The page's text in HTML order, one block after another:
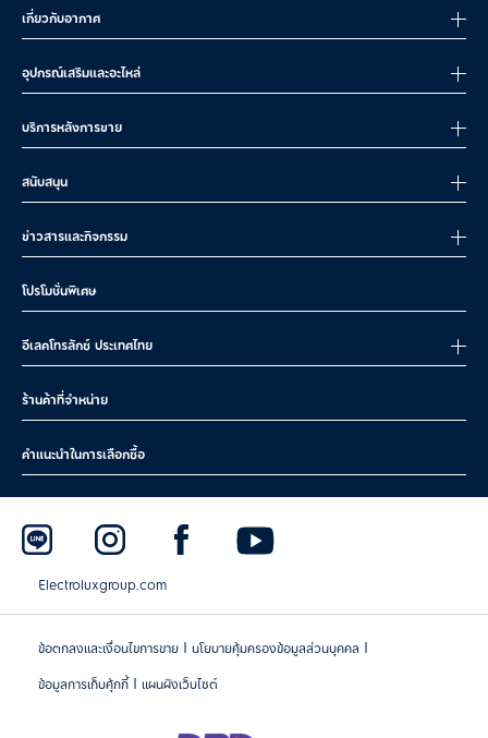
5.อุปกรณ์เสริมที่ให้มา
ถ้าคุณทำความสะอาดโซฟา รถยนต์ หรือมุมต่าง ๆ บ่อยๆ ก็ควรเลือกรุ่นที่มี
หัวดูดตามซอก
แปรงขนสัตว์แบบมอเตอร์
ท่อต่อเสริมแบบยืดหยุ่น
6.การชาร์จและการเก็บ
ควรเลือกรุ่นที่มีแท่นชาร์จแบบแม่เหล็กหรือแบบติดผนัง เพื่อให้เก็บง่ายและ
ชาร์จได้ทันทีหลังใช้งาน
อ่านวิธีเลือกเครื่องดูดฝุ่นให้เหมาะกับบ้านของคุณ
ตัดสินใจ
ฟีเจอร์ที่ทำให้เครื่องดูดฝุ่นไร้สายของอีเลคโทรลักซ์โดดเด่น
เวียน ซุึ่งเรียบง่าย ใช้งานดี ทน และตอบโจทย์ชีวิตประจำวัน และยังมีจุดเด่นที่
ทำให้หลายบ้านเลือกใช้ ได้แก่:
แรงดูดสูงสุด 200 Air Watts
ชาร์จไวแบบแม่เหล็ก
น้ำหนักเบาและออกแบบตามหลักสรีระ
ทำความสะอาดได้โดยไม่รบกวนบรรยากาศในบ้าน สัตว์เลี้ยง หรือเด็ก
เกี่ยวกับอากาศ
อุปกรณ์เสริมและอะไหล่
บริการหลังการขาย
สนับสนุน
ข่าวสารและกิจกรรม
โปรโมชั่นพิเศษ
อีเลคโทรลักซ์ ประเทศไทย
ร้านค้าที่จำหน่าย
คำแนะนำในการเลือกซื้อ
Electroluxgroup.com
ข้อตกลงและเงื่อนไขการขาย | นโยบายคุ้มครองข้อมูลส่วนบุคคล |
ข้อมูลการเก็บคุ้กกี้ | แผนผังเว็บไซต์